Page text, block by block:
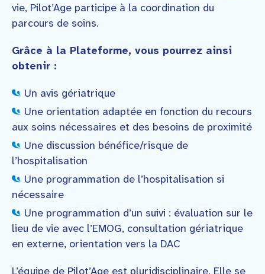
vie, Pilot’Age participe à la coordination du
parcours de soins.
Grâce à la Plateforme, vous pourrez ainsi
obtenir :
Un avis gériatrique
Une orientation adaptée en fonction du recours
aux soins nécessaires et des besoins de proximité
Une discussion bénéfice/risque de
l’hospitalisation
Une programmation de l’hospitalisation si
nécessaire
Une programmation d’un suivi : évaluation sur le
lieu de vie avec l’EMOG, consultation gériatrique
en externe, orientation vers la DAC
L’équipe de Pilot’Age est pluridisciplinaire. Elle se